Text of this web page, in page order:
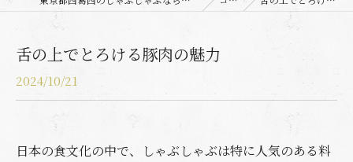
舌の上でとろける豚肉の魅力
2024/10/21
日本の食文化の中で、しゃぶしゃぶは特に人気のある料